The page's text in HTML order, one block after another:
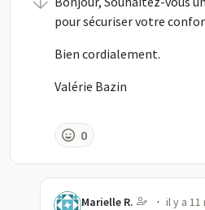
pour sécuriser votre
Bien cordialement.
Valérie Bazin
0
Marielle R. · il y a 11